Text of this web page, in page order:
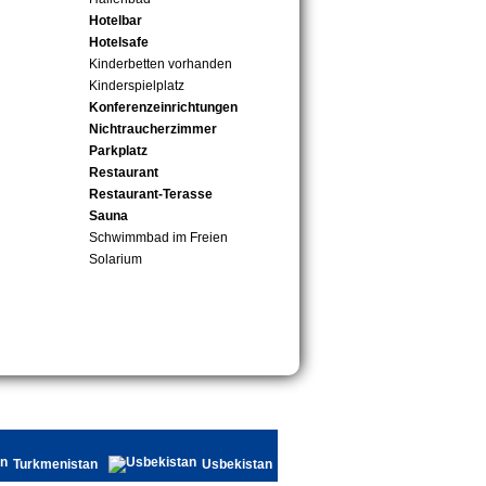
Hotelbar
Hotelsafe
Kinderbetten vorhanden
Kinderspielplatz
Konferenzeinrichtungen
Nichtraucherzimmer
Parkplatz
Restaurant
Restaurant-Terasse
Sauna
Schwimmbad im Freien
Solarium
Turkmenistan Usbekistan